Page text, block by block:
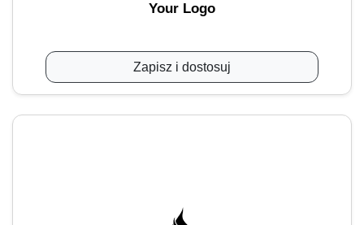
Your Logo
Zapisz i dostosuj